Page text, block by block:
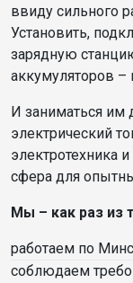
ввиду сильного
Установить,
зарядную
аккумуляторов –
И заниматься
электрический
электротехника
сфера для
Мы – как раз из
работаем по
соблюдаем